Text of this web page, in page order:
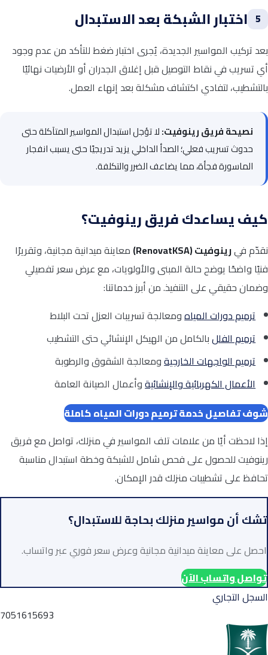
5 اختبار الشبكة بعد الاستبدال
بعد تركيب المواسير الجديدة، يُجرى اختبار ضغط للتأكد من عدم وجود
أي تسريب في نقاط التوصيل قبل إغلاق الجدران أو الأرضيات نهائيًا
بالتشطيب، لتفادي اكتشاف مشكلة بعد إنهاء العمل.
نصيحة فريق رينوفيت:لا تؤجل استبدال المواسير المتآكلة حتى
حدوث تسريب فعلي؛ الصدأ الداخلي يزيد تدريجيًا حتى يسبب انفجار
الماسورة فجأة، مما يضاعف الضرر والتكلفة.
كيف يساعدك فريق رينوفيت؟
نقدّم فيرينوفيت (RenovatKSA)
معاينة ميدانية مجانية، وتقريرًا
فنيًا واضحًا يوضح حالة المبنى والأولويات، مع عرض سعر تفصيلي
وضمان حقيقي على التنفيذ. من أبرز خدماتنا:
ترميم دورات المياهومعالجة تسريبات العزل تحت البلاط
ترميم الفللبالكامل من الهيكل الإنشائي حتى التشطيب
ترميم الواجهات الخارجيةومعالجة الشقوق والرطوبة
الأعمال الكهربائية والإنشائيةوأعمال الصيانة العامة
شوف تفاصيل خدمة ترميم دورات المياه كاملة
إذا لاحظت أيًا من علامات تلف المواسير في منزلك، تواصل مع فريق
رينوفيت للحصول على فحص شامل للشبكة وخطة استبدال مناسبة
تحافظ على تشطيبات منزلك قدر الإمكان.
تشك أن مواسير منزلك بحاجة للاستبدال؟
احصل على معاينة ميدانية مجانية وعرض سعر فوري عبر واتساب.
تواصل واتساب الآن
السجل التجاري
7051615693